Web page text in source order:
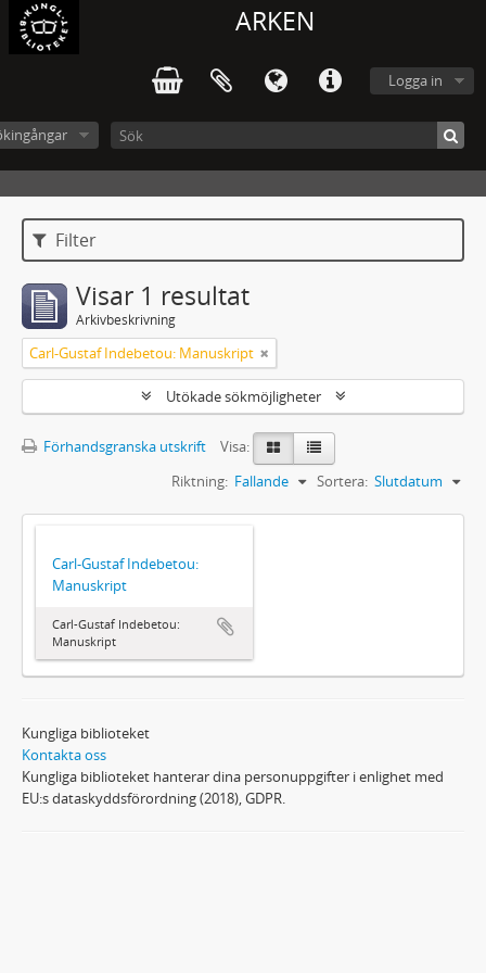
ARKEN
Logga in
Filter
Visar 1 resultat
Arkivbeskrivning
Carl-Gustaf Indebetou: Manuskript
Utökade sökmöjligheter
Förhandsgranska utskrift
Visa:
Sortera: Slutdatum
Riktning: Fallande
Carl-Gustaf Indebetou:
Manuskript
Carl-Gustaf Indebetou:
Manuskript
Kungliga biblioteket
Kontakta oss
Kungliga biblioteket hanterar dina personuppgifter i enlighet med
EU:s dataskyddsförordning (2018), GDPR.